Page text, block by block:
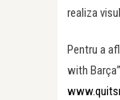
realiza
Pentru a
with